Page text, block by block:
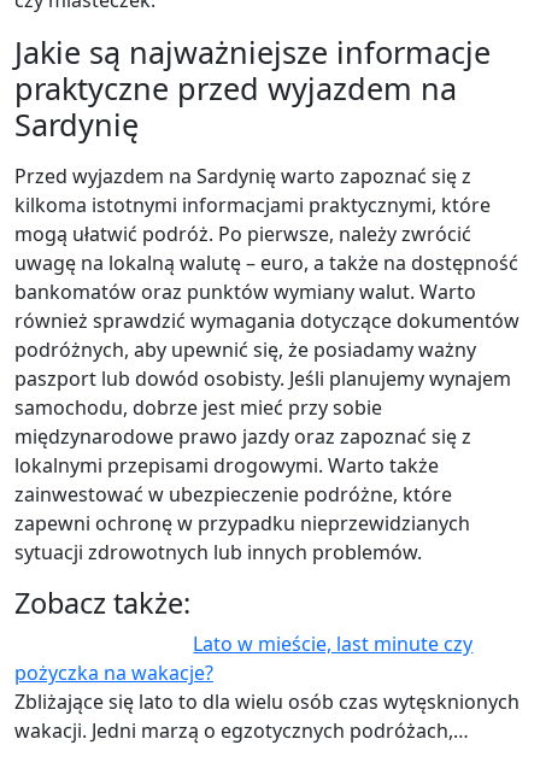
Jakie są najważniejsze informacje
praktyczne przed wyjazdem na
Sardynię
Przed wyjazdem na Sardynię warto zapoznać się z
kilkoma istotnymi informacjami praktycznymi, które
mogą ułatwić podróż. Po pierwsze, należy zwrócić
uwagę na lokalną walutę – euro, a także na dostępność
bankomatów oraz punktów wymiany walut. Warto
również sprawdzić wymagania dotyczące dokumentów
podróżnych, aby upewnić się, że posiadamy ważny
paszport lub dowód osobisty. Jeśli planujemy wynajem
samochodu, dobrze jest mieć przy sobie
międzynarodowe prawo jazdy oraz zapoznać się z
lokalnymi przepisami drogowymi. Warto także
zainwestować w ubezpieczenie podróżne, które
zapewni ochronę w przypadku nieprzewidzianych
sytuacji zdrowotnych lub innych problemów.
Zobacz także:
Lato w mieście, last minute czy
pożyczka na wakacje?
Zbliżające się lato to dla wielu osób czas wytęsknionych
wakacji. Jedni marzą o egzotycznych podróżach,…